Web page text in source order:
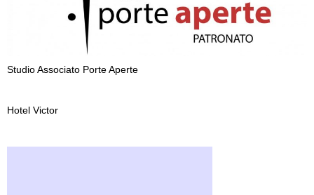
Studio Associato Porte Aperte
Hotel Victor